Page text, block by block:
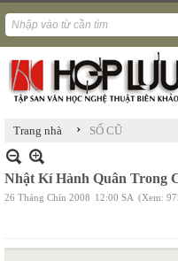
Trang nhà › SỐ CŨ
Nhật Kí Hành Quân Trong
26 Tháng Chín 2008 12:00 SA (Xem: